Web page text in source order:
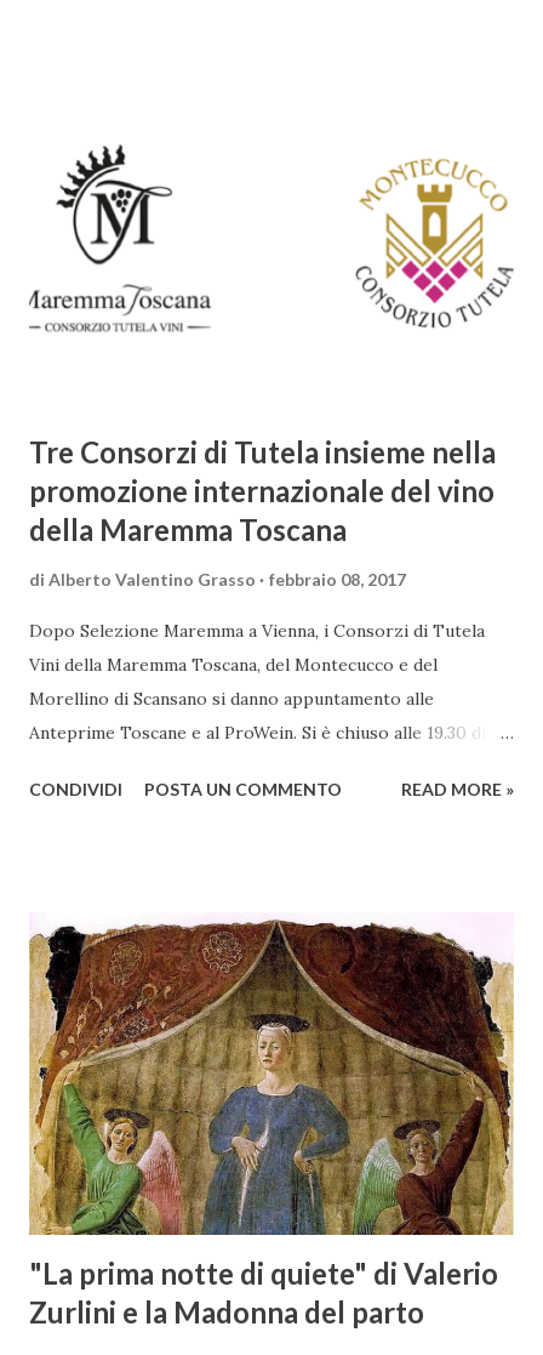
abbracciando invece i principi del Barocco: l'arte come
meraviglia, l'ostentazione della tecnica e la ricerca del
sorprendente. Marino visse in un'epoca di grandi
cambiamenti culturali e sociali, e la sua opera riflette questa
complessità. L'Adone è un poema epico-mitologico in 20
canti, composto da oltre 40.000 versi. Narra la storia
Tre Consorzi di Tutela insieme nella
promozione internazionale del vino
della Maremma Toscana
di Alberto Valentino Grasso febbraio 08, 2017
Dopo Selezione Maremma a Vienna, i Consorzi di Tutela
Vini della Maremma Toscana, del Montecucco e del
Morellino di Scansano si danno appuntamento alle
Anteprime Toscane e al ProWein. Si è chiuso alle 19.30 di
presso l’Hotel Regina di Vienna dalla società Wein & Kultur,
territorio maremmano: Consorzio Tutela Vini della
Maremma Toscana, del Montecucco e del Morellino di
Scansano. Scopo dell’iniziativa è stato quello di promuovere
le eccellenze vitivinicole della regione in Austria, un
mercato dove il potenziale di crescita è ancora molto alto,
assistendo i produttori nella creazione di contatti
commerciali con gli operatori locali. Gli organizzatori
dell’evento, Christian Bauer, austriaco ed esperto di vini e
conoscitore dei mercati di lingua tedes...
CONDIVIDI POSTA UN COMMENTO READ MORE »
"La prima notte di quiete" di Valerio
Zurlini e la Madonna del parto